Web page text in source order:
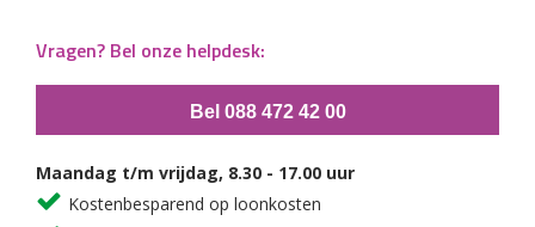
Vragen? Bel onze helpdesk:
Bel 088 472 42 00
Maandag t/m vrijdag, 8.30 - 17.00 uur
Kostenbesparend op loonkosten